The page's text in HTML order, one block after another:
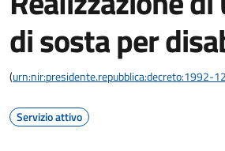
di sosta per
(urn:nir:presidente.repubblica:decreto:1992-
Servizio attivo